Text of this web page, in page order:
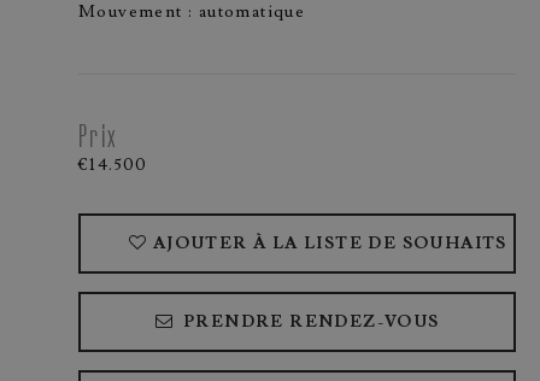
Mouvement : automatique
Prix
€14.500
AJOUTER À LA LISTE DE SOUHAITS
PRENDRE RENDEZ-VOUS